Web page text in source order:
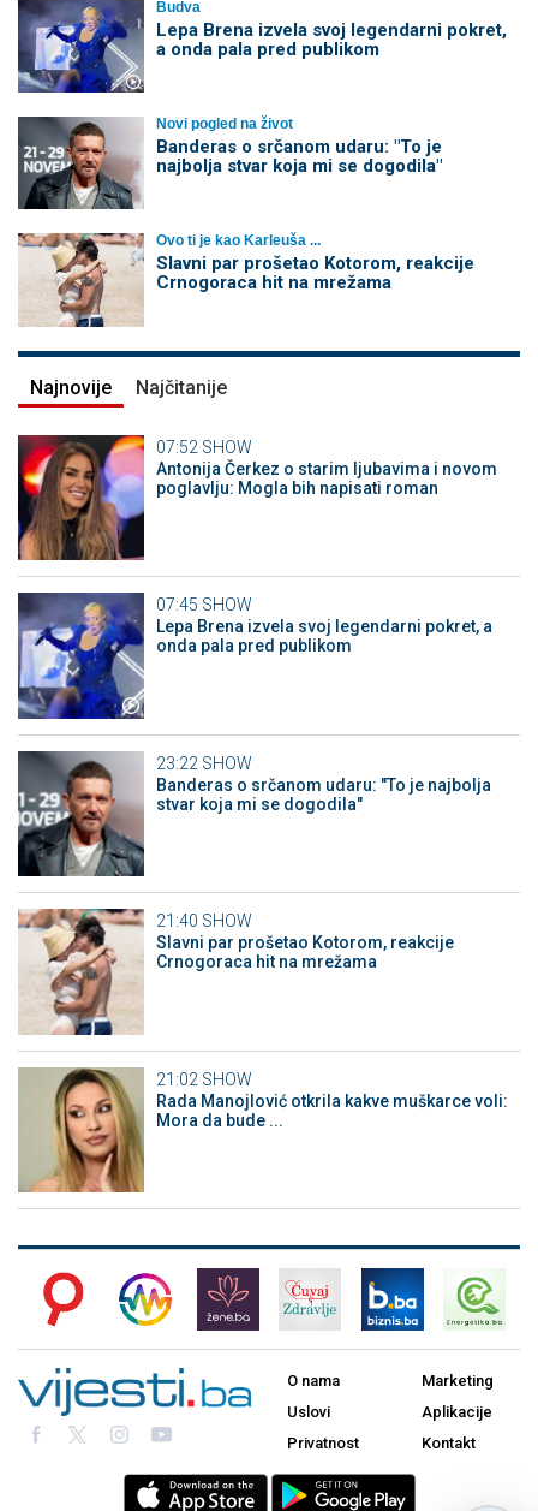
Budva
Lepa Brena izvela svoj legendarni pokret,
a onda pala pred publikom
Novi pogled na život
Banderas o srčanom udaru: "To je
najbolja stvar koja mi se dogodila"
Ovo ti je kao Karleuša ...
Slavni par prošetao Kotorom, reakcije
Crnogoraca hit na mrežama
Najnovije Najčitanije
07:52 SHOW
Antonija Čerkez o starim ljubavima i novom
poglavlju: Mogla bih napisati roman
07:45 SHOW
Lepa Brena izvela svoj legendarni pokret, a
onda pala pred publikom
23:22 SHOW
Banderas o srčanom udaru: "To je najbolja
stvar koja mi se dogodila"
21:40 SHOW
Slavni par prošetao Kotorom, reakcije
Crnogoraca hit na mrežama
21:02 SHOW
Rada Manojlović otkrila kakve muškarce voli:
Mora da bude ...
O nama
Uslovi
Privatnost
Marketing
Aplikacije
Kontakt